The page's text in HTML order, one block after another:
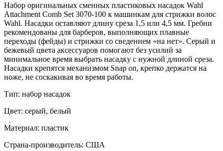
Набор оригинальных сменных пластиковых насадок Wahl
Attachment Comb Set 3070-100 к машинкам для стрижки волос
Wahl. Насадки оставляют длину среза 1,5 или 4,5 мм. Гребни
рекомендованы для барберов, выполняющих плавные
переходы (фейды) и стрижки со сведением «на нет». Серый и
бежевый цвета аксессуаров помогают без усилий за
минимальное время выбрать насадку с нужной длиной среза.
Насадки крепятся механизмом Snap on, крепко держатся на
ноже, не соскакивая во время работы.
Тип: набор насадок
Цвет: серый, белый
Материал: пластик
Страна-производитель: США